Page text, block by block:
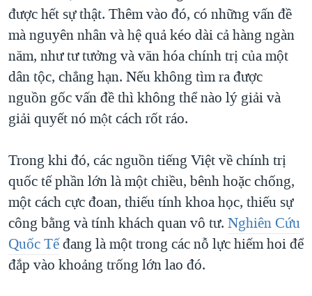
được hết sự thật. Thêm vào đó, có những vấn đề
mà nguyên nhân và hệ quả kéo dài cả hàng ngàn
năm, như tư tưởng và văn hóa chính trị của một
dân tộc, chẳng hạn. Nếu không tìm ra được
nguồn gốc vấn đề thì không thể nào lý giải và
giải quyết nó một cách rốt ráo.
Trong khi đó, các nguồn tiếng Việt về chính trị
quốc tế phần lớn là một chiều, bênh hoặc chống,
một cách cực đoan, thiếu tính khoa học, thiếu sự
công bằng và tính khách quan vô tư. Nghiên Cứu
Quốc Tếđang là một trong các nỗ lực hiếm hoi để
đắp vào khoảng trống lớn lao đó.